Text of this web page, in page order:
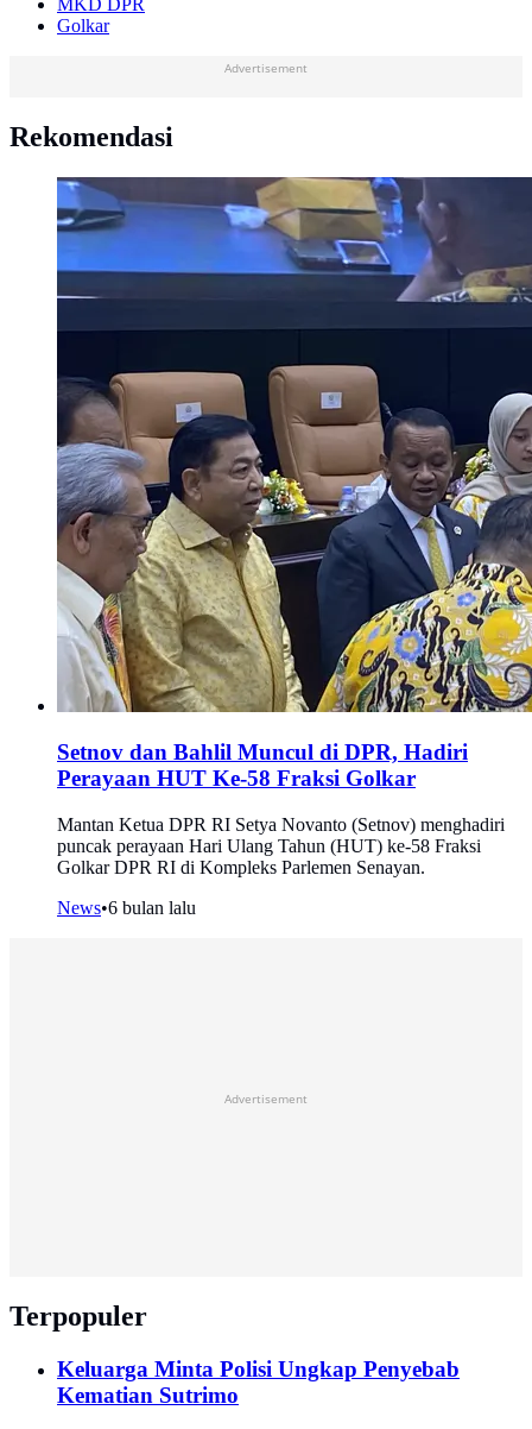
MKD DPR
Golkar
Advertisement
Rekomendasi
Setnov dan Bahlil Muncul di DPR, Hadiri
Perayaan HUT Ke-58 Fraksi Golkar
Mantan Ketua DPR RI Setya Novanto (Setnov) menghadiri
puncak perayaan Hari Ulang Tahun (HUT) ke-58 Fraksi
Golkar DPR RI di Kompleks Parlemen Senayan.
News•6 bulan lalu
Advertisement
Terpopuler
Keluarga Minta Polisi Ungkap Penyebab
Kematian Sutrimo